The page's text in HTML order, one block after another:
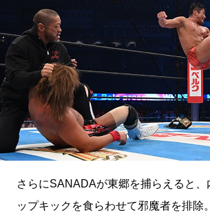
さらにSANADAが東郷を捕らえると、
ップキックを食らわせて邪魔者を排除